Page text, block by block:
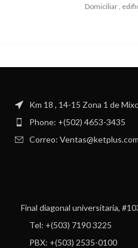
Domiciliar ,
Km 18 , 14-15 Zona 1 de
Phone: +(502) 4653-3435
Correo:
Final diagonal universitaria,
Tel: +(503) 7190 3225
PBX: +(503) 2535-0100